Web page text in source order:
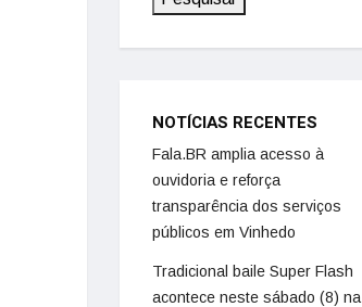
NOTÍCIAS RECENTES
Fala.BR amplia acesso à
ouvidoria e reforça
transparência dos serviços
públicos em Vinhedo
Tradicional baile Super Flash
acontece neste sábado (8) na